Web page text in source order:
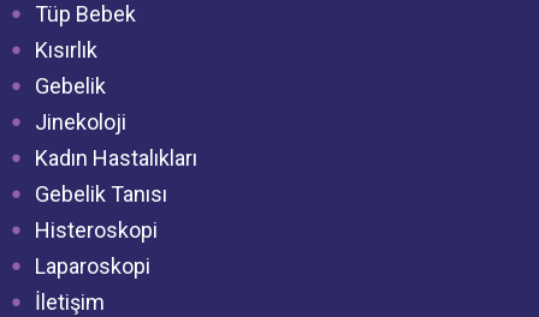
Tüp Bebek
Kısırlık
Gebelik
Jinekoloji
Kadın Hastalıkları
Gebelik Tanısı
Histeroskopi
Laparoskopi
İletişim